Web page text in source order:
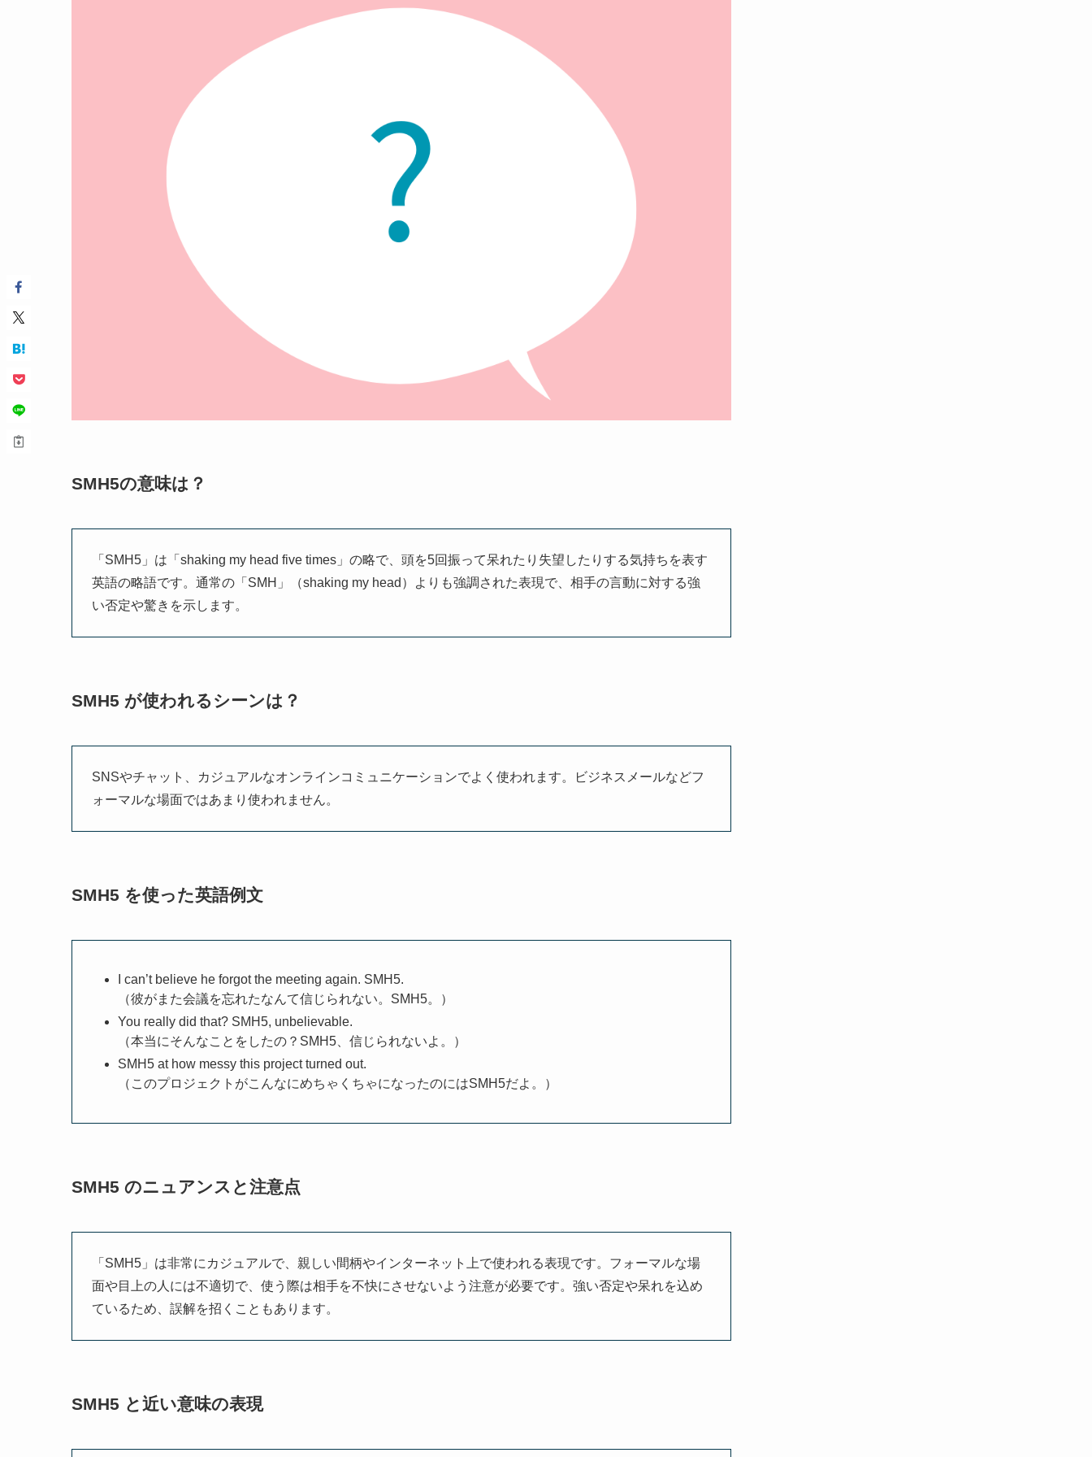
SMH5の意味は？
「SMH5」は「shaking my head five times」の略で、頭を5回振って呆れたり失望したりする気持ちを表す
英語の略語です。通常の「SMH」（shaking my head）よりも強調された表現で、相手の言動に対する強
い否定や驚きを示します。
SMH5 が使われるシーンは？
SNSやチャット、カジュアルなオンラインコミュニケーションでよく使われます。ビジネスメールなどフ
ォーマルな場面ではあまり使われません。
SMH5 を使った英語例文
I can’t believe he forgot the meeting again. SMH5.
（彼がまた会議を忘れたなんて信じられない。SMH5。）
You really did that? SMH5, unbelievable.
（本当にそんなことをしたの？SMH5、信じられないよ。）
SMH5 at how messy this project turned out.
（このプロジェクトがこんなにめちゃくちゃになったのにはSMH5だよ。）
SMH5 のニュアンスと注意点
「SMH5」は非常にカジュアルで、親しい間柄やインターネット上で使われる表現です。フォーマルな場
面や目上の人には不適切で、使う際は相手を不快にさせないよう注意が必要です。強い否定や呆れを込め
ているため、誤解を招くこともあります。
SMH5 と近い意味の表現